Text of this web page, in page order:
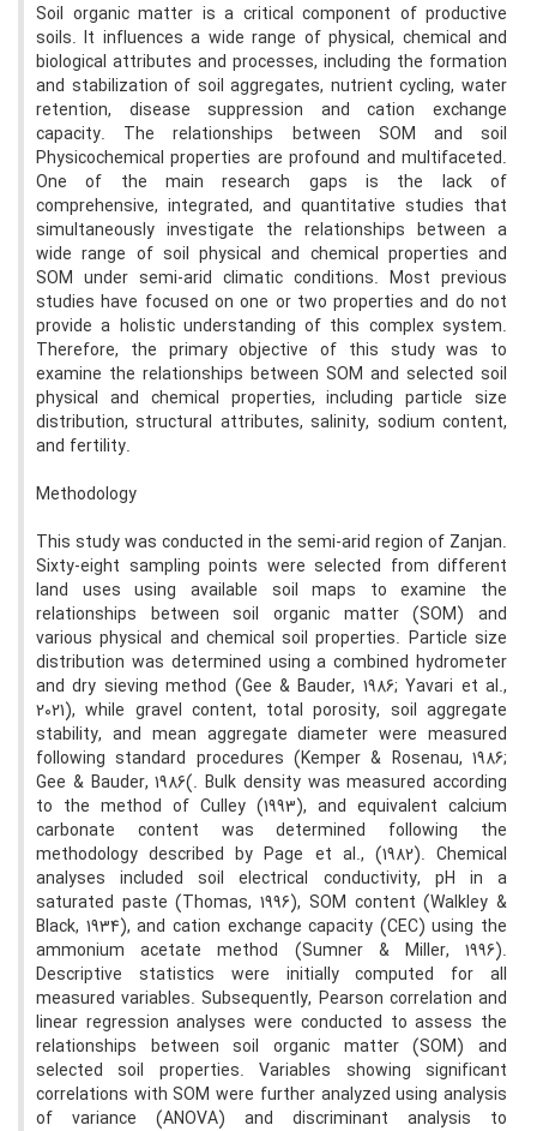
Soil organic matter is a critical component of productive
soils. It influences a wide range of physical, chemical and
biological attributes and processes, including the formation
and stabilization of soil aggregates, nutrient cycling, water
retention, disease suppression and cation exchange
capacity. The relationships between SOM and soil
Physicochemical properties are profound and multifaceted.
One of the main research gaps is the lack of
comprehensive, integrated, and quantitative studies that
simultaneously investigate the relationships between a
wide range of soil physical and chemical properties and
SOM under semi-arid climatic conditions. Most previous
studies have focused on one or two properties and do not
provide a holistic understanding of this complex system.
Therefore, the primary objective of this study was to
examine the relationships between SOM and selected soil
physical and chemical properties, including particle size
distribution, structural attributes, salinity, sodium content,
and fertility.
Methodology
This study was conducted in the semi-arid region of Zanjan.
Sixty-eight sampling points were selected from different
land uses using available soil maps to examine the
relationships between soil organic matter (SOM) and
various physical and chemical soil properties. Particle size
distribution was determined using a combined hydrometer
and dry sieving method (Gee & Bauder, 1986; Yavari et al.,
2021), while gravel content, total porosity, soil aggregate
stability, and mean aggregate diameter were measured
following standard procedures (Kemper & Rosenau, 1986;
Gee & Bauder, 1986(. Bulk density was measured according
to the method of Culley (1993), and equivalent calcium
carbonate content was determined following the
methodology described by Page et al., (1982). Chemical
analyses included soil electrical conductivity, pH in a
saturated paste (Thomas, 1996), SOM content (Walkley &
Black, 1934), and cation exchange capacity (CEC) using the
ammonium acetate method (Sumner & Miller, 1996).
Descriptive statistics were initially computed for all
measured variables. Subsequently, Pearson correlation and
linear regression analyses were conducted to assess the
relationships between soil organic matter (SOM) and
selected soil properties. Variables showing significant
correlations with SOM were further analyzed using analysis
of variance (ANOVA) and discriminant analysis to